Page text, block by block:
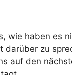
wie haben es
darüber zu
auf den